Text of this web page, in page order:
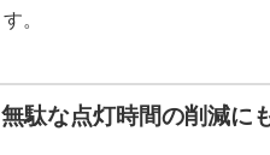
す。
無駄な点灯時間の削減に